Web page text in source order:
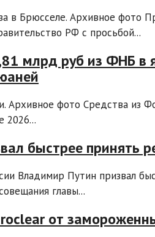
в Брюсселе. Архивное фото
РФ с просьбой...
млрд руб из ФНБ в
Архивное фото Средства из
2026...
быстрее принять
Владимир Путин призвал
главы...
от